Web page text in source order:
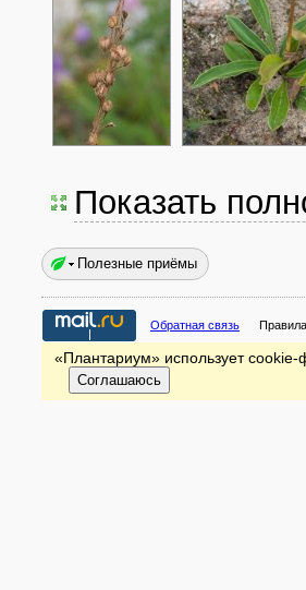
Показать
Полезные приёмы
Обратная связь
«Плантариум» использует
Соглашаюсь